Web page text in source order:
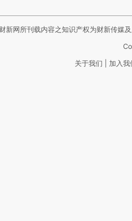
财新网所刊载内容之知识产权为财新传媒
关于我们 加入我